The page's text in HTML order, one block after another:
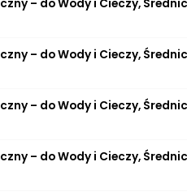
– do Wody i Cieczy,
– do Wody i Cieczy,
– do Wody i Cieczy,
– do Wody i Cieczy,